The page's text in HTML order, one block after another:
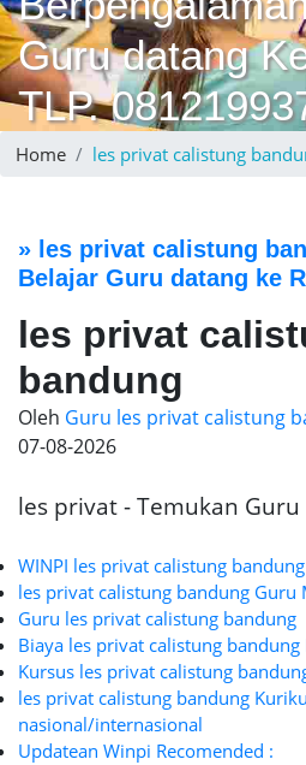
Guru datang
TLP.
Home les privat calistung
» les privat calistung
Belajar Guru datang ke
les privat
bandung
Oleh Guru les privat calistung
07-08-2026
les privat - Temukan
WINPI les privat calistung bandung
les privat calistung bandung Guru
Guru les privat calistung bandung
Biaya les privat calistung
Kursus les privat calistung
les privat calistung bandung
nasional/internasional
Updatean Winpi Recomended :